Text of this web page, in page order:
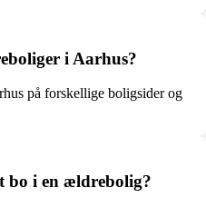
i Aarhus?
på forskellige boligsider og
bo i en ældrebolig?